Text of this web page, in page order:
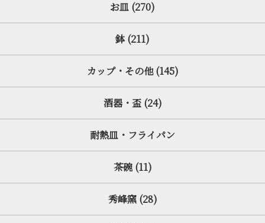
お皿 (270)
鉢 (211)
カップ・その他 (145)
酒器・盃 (24)
耐熱皿・フライパン
茶碗 (11)
秀峰窯 (28)